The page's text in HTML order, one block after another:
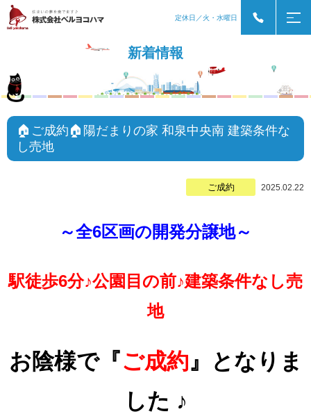
定休日／火・水曜日
新着情報
🏠ご成約🏠陽だまりの家 和泉中央南 建築条件な
し売地
ご成約 2025.02.22
～全6区画の開発分譲地～
駅徒歩6分♪公園目の前♪建築条件なし売
地
お陰様で『ご成約』となりま
した ♪